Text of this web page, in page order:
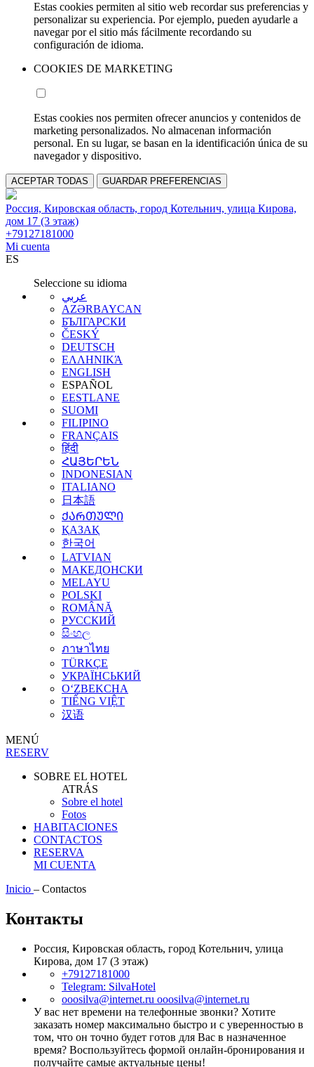
Estas cookies permiten al sitio web recordar sus preferencias y
personalizar su experiencia. Por ejemplo, pueden ayudarle a
navegar por el sitio más fácilmente recordando su
configuración de idioma.
COOKIES DE MARKETING
Estas cookies nos permiten ofrecer anuncios y contenidos de
marketing personalizados. No almacenan información
personal. En su lugar, se basan en la identificación única de su
navegador y dispositivo.
ACEPTAR TODAS GUARDAR PREFERENCIAS
Россия, Кировская область, город Котельнич, улица Кирова,
дом 17 (3 этаж)
+79127181000
Mi cuenta
ES
Seleccione su idioma
عربي
AZƏRBAYCAN
БЪЛГАРСКИ
ČESKÝ
DEUTSCH
ΕΛΛΗΝΙΚΆ
ENGLISH
ESPAÑOL
EESTLANE
SUOMI
FILIPINO
FRANÇAIS
हिंदी
ՀԱՅԵՐԵՆ
INDONESIAN
ITALIANO
日本語
ᲥᲐᲠᲗᲣᲚᲘ
ҚАЗАҚ
한국어
LATVIAN
МАКЕДОНСКИ
MELAYU
POLSKI
ROMÂNĂ
РУССКИЙ
සිංහල
ภาษาไทย
TÜRKÇE
УКРАЇНСЬКИЙ
O‘ZBEKCHA
TIẾNG VIỆT
汉语
MENÚ
RESERV
SOBRE EL HOTEL
ATRÁS
Sobre el hotel
Fotos
HABITACIONES
CONTACTOS
RESERVA
MI CUENTA
Inicio – Contactos
Контакты
Россия, Кировская область, город Котельнич, улица
Кирова, дом 17 (3 этаж)
+79127181000
Telegram: SilvaHotel
ooosilva@internet.ru ooosilva@internet.ru
У вас нет времени на телефонные звонки? Хотите
заказать номер максимально быстро и с уверенностью в
том, что он точно будет готов для Вас в назначенное
время? Воспользуйтесь формой онлайн-бронирования и
получайте самые актуальные цены!